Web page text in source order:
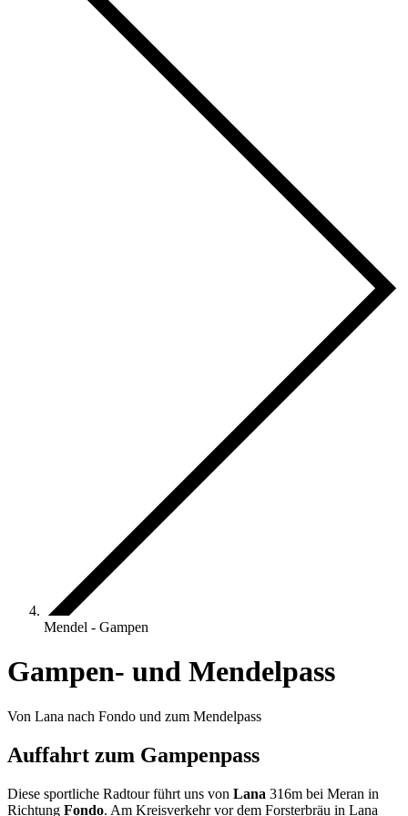
Mendel - Gampen
Gampen- und Mendelpass
Von Lana nach Fondo und zum Mendelpass
Auffahrt zum Gampenpass
Diese sportliche Radtour führt uns von Lana 316m bei Meran in
Richtung Fondo. Am Kreisverkehr vor dem Forsterbräu in Lana